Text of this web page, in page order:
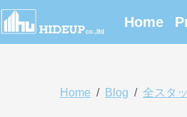
Home
Home Blog 全スタ